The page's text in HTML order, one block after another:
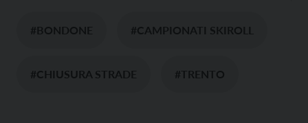
#BONDONE #CAMPIONATI SKIROLL
#CHIUSURA STRADE #TRENTO